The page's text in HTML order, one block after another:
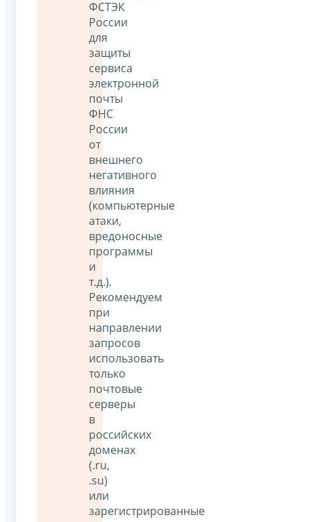
ФСТЭК
России
для
защиты
сервиса
электронной
почты
ФНС
России
от
внешнего
негативного
влияния
(компьютерные
атаки,
вредоносные
программы
и
т.д.).
Рекомендуем
при
направлении
запросов
использовать
только
почтовые
серверы
в
российских
доменах
(.ru,
.su)
или
зарегистрированные